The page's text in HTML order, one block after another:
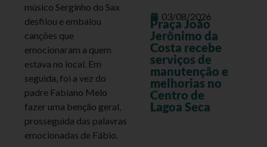
músico Serginho do Sax
desfilou e embalou
canções que
emocionaram a quem
estava no local. Em
seguida, foi a vez do
padre Fabiano Melo
fazer uma benção geral,
prosseguida das palavras
emocionadas de Fábio.
03/08/2026
Praça João
Jerônimo da
Costa recebe
serviços de
manutenção e
melhorias no
Centro de
Lagoa Seca